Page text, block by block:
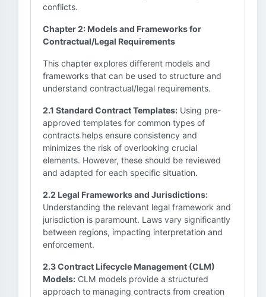
conflicts.
Chapter 2: Models and Frameworks for
Contractual/Legal Requirements
This chapter explores different models and
frameworks that can be used to structure and
understand contractual/legal requirements.
2.1 Standard Contract Templates: Using pre-
approved templates for common types of
contracts helps ensure consistency and
minimizes the risk of overlooking crucial
elements. However, these should be reviewed
and adapted for each specific situation.
2.2 Legal Frameworks and Jurisdictions:
Understanding the relevant legal framework and
jurisdiction is paramount. Laws vary significantly
between regions, impacting interpretation and
enforcement.
2.3 Contract Lifecycle Management (CLM)
Models: CLM models provide a structured
approach to managing contracts from creation